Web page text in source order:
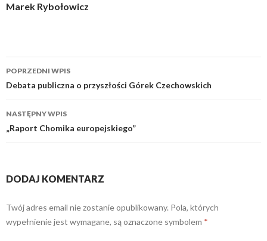
Marek Rybołowicz
Zobacz
wpisy
POPRZEDNI WPIS
Debata publiczna o przyszłości Górek Czechowskich
NASTĘPNY WPIS
„Raport Chomika europejskiego”
DODAJ KOMENTARZ
Twój adres email nie zostanie opublikowany. Pola, których
wypełnienie jest wymagane, są oznaczone symbolem *